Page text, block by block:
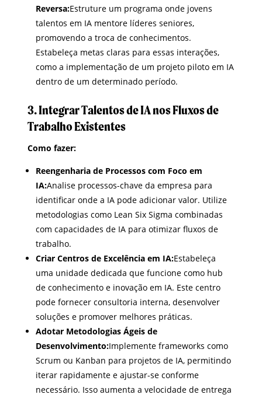
Reversa:Estruture um programa onde jovens
talentos em IA mentore líderes seniores,
promovendo a troca de conhecimentos.
Estabeleça metas claras para essas interações,
como a implementação de um projeto piloto em IA
dentro de um determinado período.
3. Integrar Talentos de IA nos Fluxos de
Trabalho Existentes
Como fazer:
Reengenharia de Processos com Foco em
IA:Analise processos-chave da empresa para
identificar onde a IA pode adicionar valor. Utilize
metodologias como Lean Six Sigma combinadas
com capacidades de IA para otimizar fluxos de
trabalho.
Criar Centros de Excelência em IA:Estabeleça
uma unidade dedicada que funcione como hub
de conhecimento e inovação em IA. Este centro
pode fornecer consultoria interna, desenvolver
soluções e promover melhores práticas.
Adotar Metodologias Ágeis de
Desenvolvimento:Implemente frameworks como
Scrum ou Kanban para projetos de IA, permitindo
iterar rapidamente e ajustar-se conforme
necessário. Isso aumenta a velocidade de entrega